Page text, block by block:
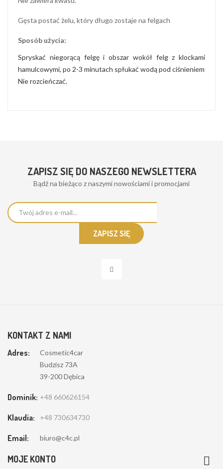
Gęsta postać żelu, który długo zostaje na felgach
Sposób użycia:
Spryskać niegorącą felgę i obszar wokół felg z klockami
hamulcowymi, po 2-3 minutach spłukać wodą pod ciśnieniem
Nie rozcieńczać.
ZAPISZ SIĘ DO NASZEGO NEWSLETTERA
Bądż na bieżąco z naszymi nowościami i promocjami
KONTAKT Z NAMI
Adres:
Cosmetic4car
Budzisz 73A
39-200 Dębica
Dominik: +48 660626154
Klaudia: +48 730634730
Email: biuro@c4c.pl
MOJE KONTO 
Szanujemy prywatność:
Przetwarzamy pliki cookie, przechowujemy informacje na urządzeniu